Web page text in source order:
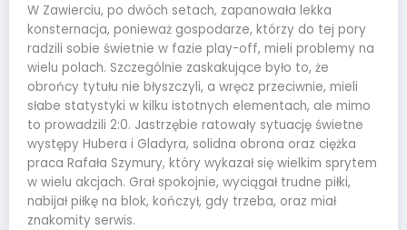
W Zawierciu, po dwóch setach, zapanowała lekka
konsternacja, ponieważ gospodarze, którzy do tej pory
radzili sobie świetnie w fazie play-off, mieli problemy na
wielu polach. Szczególnie zaskakujące było to, że
obrońcy tytułu nie błyszczyli, a wręcz przeciwnie, mieli
słabe statystyki w kilku istotnych elementach, ale mimo
to prowadzili 2:0. Jastrzębie ratowały sytuację świetne
występy Hubera i Gladyra, solidna obrona oraz ciężka
praca Rafała Szymury, który wykazał się wielkim sprytem
w wielu akcjach. Grał spokojnie, wyciągał trudne piłki,
nabijał piłkę na blok, kończył, gdy trzeba, oraz miał
znakomity serwis.